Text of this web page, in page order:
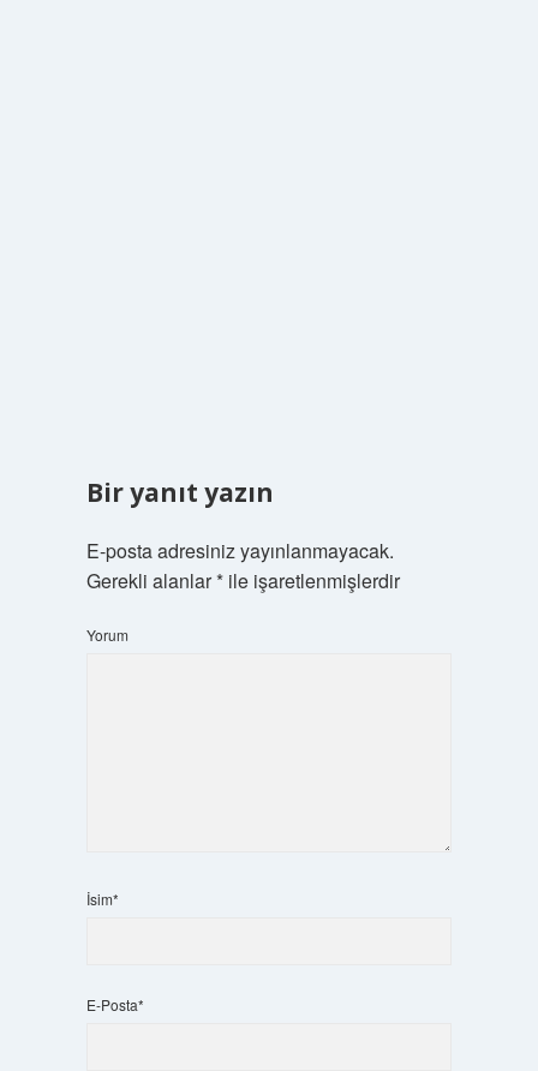
Bir yanıt yazın
E-posta adresiniz yayınlanmayacak.
Gerekli alanlar*ile işaretlenmişlerdir
Yorum
İsim*
E-Posta*